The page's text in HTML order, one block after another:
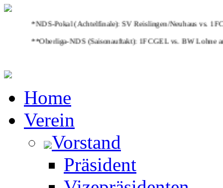
*NDS-Pokal (Achtelfinale): SV Reislingen/Neuhaus vs.
**Oberliga-NDS (Saisonauftakt): 1FCGEL vs. BW Lohne
Home
Verein
Vorstand
Präsident